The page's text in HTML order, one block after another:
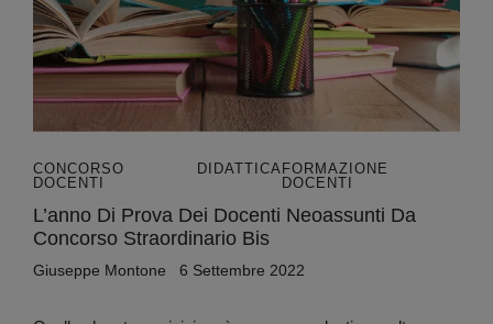
CONCORSO
DOCENTI
DIDATTICA FORMAZIONE
DOCENTI
L’anno Di Prova Dei Docenti Neoassunti Da
Concorso Straordinario Bis
Giuseppe Montone 6 Settembre 2022